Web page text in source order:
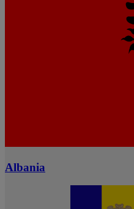
Albania